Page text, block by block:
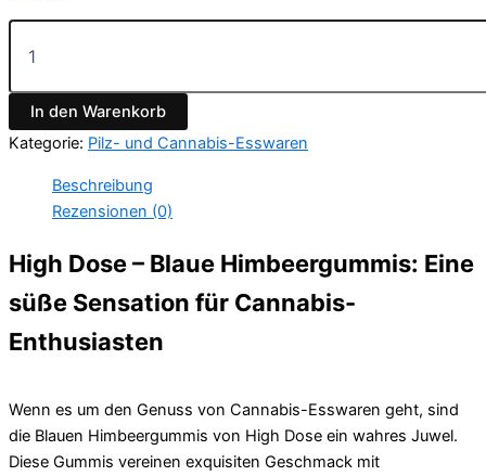
In den Warenkorb
Kategorie: Pilz- und Cannabis-Esswaren
Beschreibung
Rezensionen (0)
High Dose – Blaue Himbeergummis: Eine
süße Sensation für Cannabis-
Enthusiasten
Wenn es um den Genuss von Cannabis-Esswaren geht, sind
die Blauen Himbeergummis von High Dose ein wahres Juwel.
Diese Gummis vereinen exquisiten Geschmack mit